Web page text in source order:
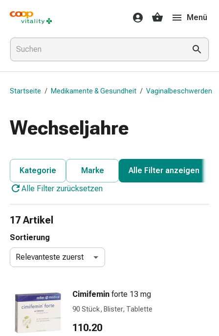
Medikamente
&
Gesundheit
Grippe
&
Erkältung
Grippe-
Erkältung
Medikamente
Bronchitis
Inhalationsgeräte
Schnupfen
Wund-
Elastische
Wundbinden
Kompressen
Fingerverbände
Menü
Startseite / Medikamente & Gesundheit / Vaginalbeschwerden
Wechseljahre
Kategorie Marke
Alle Filter anzeigen
Alle Filter zurücksetzen
17 Artikel
Sortierung
Relevanteste zuerst
Cimifemin forte 13 mg
90 Stück, Blister, Tablette
110.20